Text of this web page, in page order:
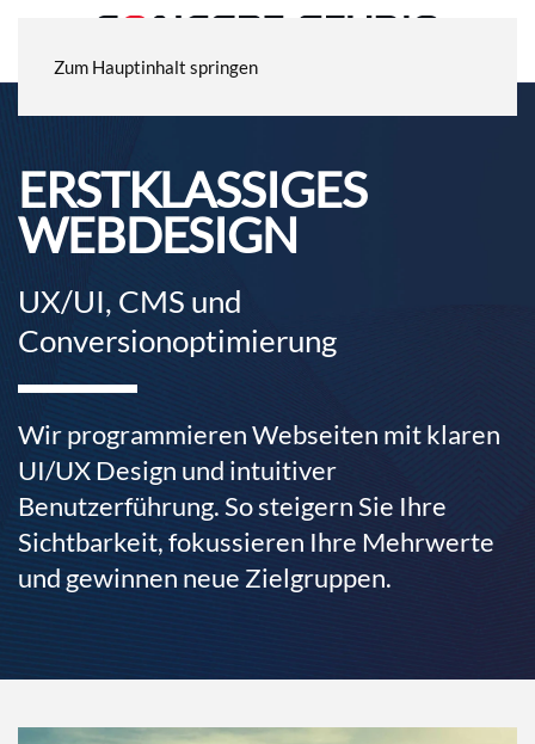
Zum Hauptinhalt springen
ERSTKLASSIGES
WEBDESIGN
UX/UI, CMS und
Conversionoptimierung
Wir programmieren Webseiten mit klaren
UI/UX Design und intuitiver
Benutzerführung. So steigern Sie Ihre
Sichtbarkeit, fokussieren Ihre Mehrwerte
und gewinnen neue Zielgruppen.